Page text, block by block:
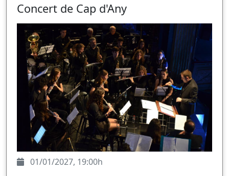
Concert de Cap d'Any
01/01/2027, 19:00h